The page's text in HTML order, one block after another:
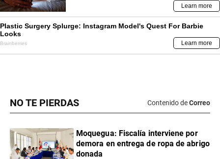
NO TE PIERDAS Contenido deCorreo
Moquegua: Fiscalía interviene por
demora en entrega de ropa de abrigo
donada